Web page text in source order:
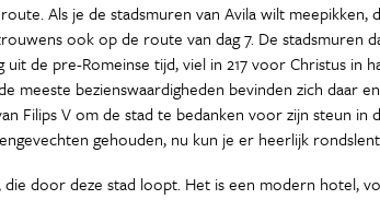
Als je de stadsmuren van Avila wilt
ook op de route van dag 7. De
de pre-Romeinse tijd, viel in 217 voor Christus in
meeste bezienswaardigheden bevinden zich
Filips V om de stad te bedanken voor zijn steun
gehouden, nu kun je er heerlijk
door deze stad loopt. Het is een modern hotel,